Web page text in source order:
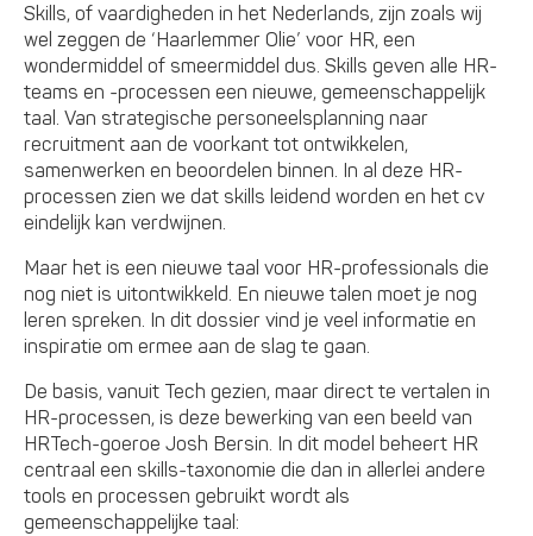
Skills, of vaardigheden in het Nederlands, zijn zoals wij
wel zeggen de ‘Haarlemmer Olie’ voor HR, een
wondermiddel of smeermiddel dus. Skills geven alle HR-
teams en -processen een nieuwe, gemeenschappelijk
taal. Van strategische personeelsplanning naar
recruitment aan de voorkant tot ontwikkelen,
samenwerken en beoordelen binnen. In al deze HR-
processen zien we dat skills leidend worden en het cv
eindelijk kan verdwijnen.
Maar het is een nieuwe taal voor HR-professionals die
nog niet is uitontwikkeld. En nieuwe talen moet je nog
leren spreken. In dit dossier vind je veel informatie en
inspiratie om ermee aan de slag te gaan.
De basis, vanuit Tech gezien, maar direct te vertalen in
HR-processen, is deze bewerking van een beeld van
HRTech-goeroe Josh Bersin. In dit model beheert HR
centraal een skills-taxonomie die dan in allerlei andere
tools en processen gebruikt wordt als
gemeenschappelijke taal: